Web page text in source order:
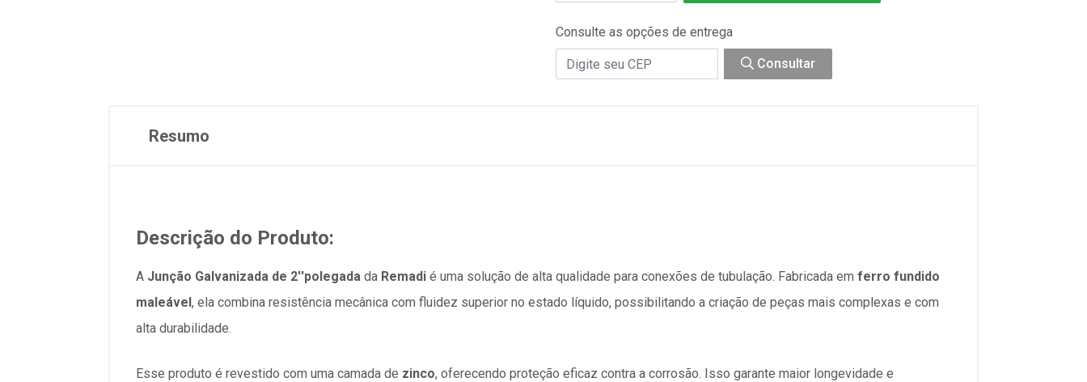
Consulte as opções de entrega
Consultar
Resumo
Descrição do Produto:
A Junção Galvanizada de 2''polegada da Remadi é uma solução de alta qualidade para conexões de tubulação. Fabricada em ferro fundido
maleável, ela combina resistência mecânica com fluidez superior no estado líquido, possibilitando a criação de peças mais complexas e com
alta durabilidade.
Esse produto é revestido com uma camada de zinco, oferecendo proteção eficaz contra a corrosão. Isso garante maior longevidade e